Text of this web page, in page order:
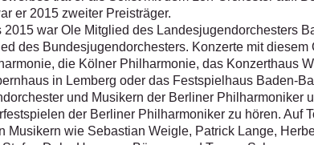
er 2015 zweiter Preisträger.
2015 war Ole Mitglied des Landesjugendorchesters
des Bundesjugendorchesters. Konzerte mit
die Kölner Philharmonie, das Konzerthaus
in Lemberg oder das Festspielhaus Baden-
und Musikern der Berliner Philharmoniker
der Berliner Philharmoniker zu hören. Auf
Musikern wie Sebastian Weigle, Patrick Lange,